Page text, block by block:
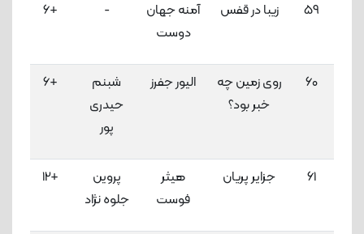
59 زیبا در قفس
آمنه جهان
دوست
-
+6
60
روی زمین چه
خبر بود؟
الیور جفرز
شبنم
حیدری
پور
+6
61 جزایر پریان
هیثر
فوست
پروین
جلوه نژاد
+12